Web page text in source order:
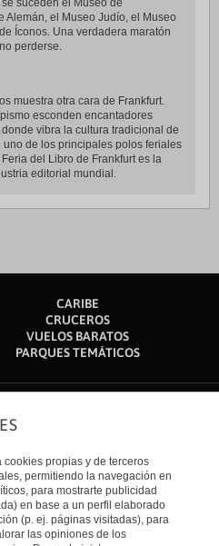
suceden el Museo de
Alemán, el Museo Judío, el Museo
Íconos. Una verdadera maratón
perderse.
muestra otra cara de Frankfurt.
esconden encantadores
vibra la cultura tradicional de
uno de los principales polos feriales
del Libro de Frankfurt es la
editorial mundial.
CARIBE
CRUCEROS
VUELOS BARATOS
PARQUES TEMÁTICOS
propias y de terceros
permitiendo la navegación en
para mostrarte publicidad
en base a un perfil elaborado
(p. ej. páginas visitadas), para
las opiniones de los